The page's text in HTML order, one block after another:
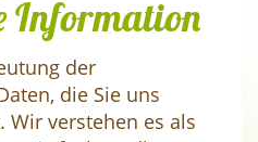
Information
der
die Sie uns
Wir verstehen es als